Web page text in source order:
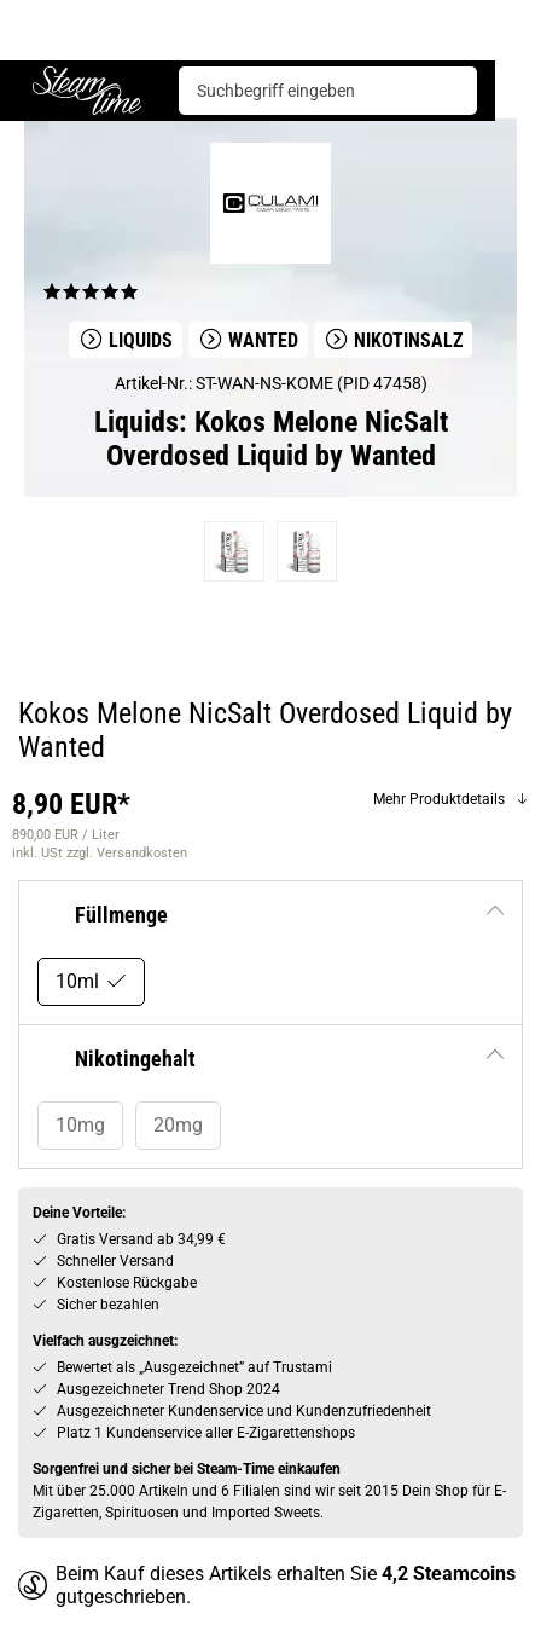
Steam time
Liquids Kokos Melone NicSalt Overdosed Liquid by Wanted
LIQUIDS WANTED NIKOTINSALZ
Artikel-Nr.: ST-WAN-NS-KOME (PID 47458)
Liquids: Kokos Melone NicSalt
Overdosed Liquid by Wanted
Kokos Melone NicSalt Overdosed Liquid by
Wanted
8,90 EUR*
890,00 EUR / Liter
inkl. USt zzgl. Versandkosten
Mehr Produktdetails
Füllmenge
10ml
Nikotingehalt
10mg 20mg
Deine Vorteile:
Gratis Versand ab 34,99 €
Schneller Versand
Kostenlose Rückgabe
Sicher bezahlen
Vielfach ausgzeichnet:
Bewertet als „Ausgezeichnet” auf Trustami
Ausgezeichneter Trend Shop 2024
Ausgezeichneter Kundenservice und Kundenzufriedenheit
Platz 1 Kundenservice aller E-Zigarettenshops
Sorgenfrei und sicher bei Steam-Time einkaufen
Mit über 25.000 Artikeln und 6 Filialen sind wir seit 2015 Dein Shop für E-
Zigaretten, Spirituosen und Imported Sweets.
Beim Kauf dieses Artikels erhalten Sie 4,2 Steamcoins
gutgeschrieben.